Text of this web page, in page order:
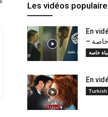
Les vidéos
En
خاصة